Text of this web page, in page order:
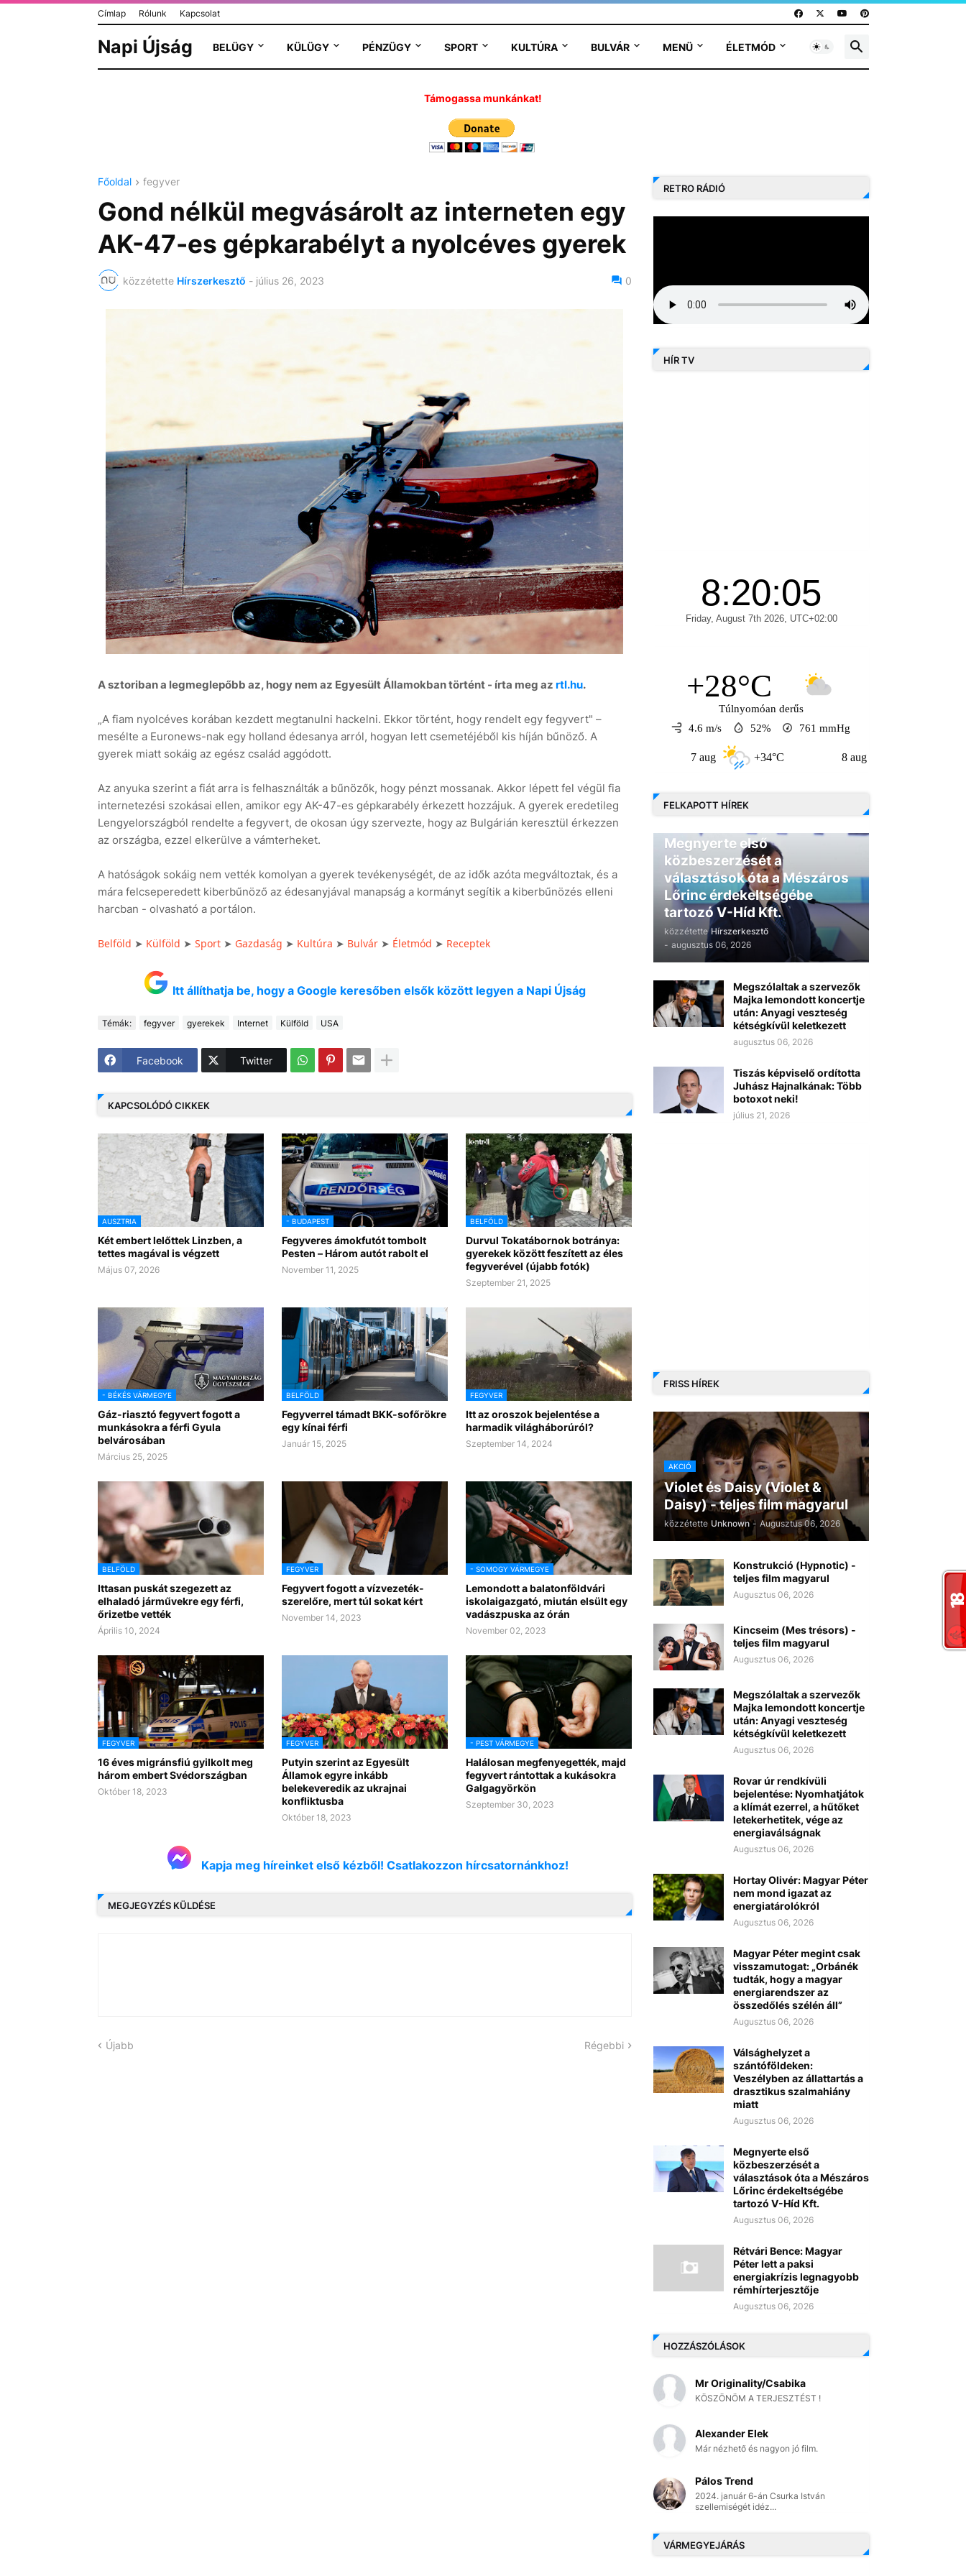
Címlap Rólunk Kapcsolat
Napi Újság BELÜGY KÜLÜGY PÉNZÜGY SPORT KULTÚRA BULVÁR MENÜ ÉLETMÓD
Támogassa munkánkat!
Főoldal fegyver
Gond nélkül megvásárolt az interneten egy
AK-47-es gépkarabélyt a nyolcéves gyerek
közzétette Hírszerkesztő - július 26, 2023 0
A sztoriban a legmeglepőbb az, hogy nem az Egyesült Államokban történt - írta meg az rtl.hu.
„A fiam nyolcéves korában kezdett megtanulni hackelni. Ekkor történt, hogy rendelt egy fegyvert" –
mesélte a Euronews-nak egy holland édesanya arról, hogyan lett csemetéjéből kis híján bűnöző. A
gyerek miatt sokáig az egész család aggódott.
Az anyuka szerint a fiát arra is felhasználták a bűnözők, hogy pénzt mossanak. Akkor lépett fel végül fia
internetezési szokásai ellen, amikor egy AK-47-es gépkarabély érkezett hozzájuk. A gyerek eredetileg
Lengyelországból rendelte a fegyvert, de okosan úgy szervezte, hogy az Bulgárián keresztül érkezzen
az országba, ezzel elkerülve a vámterheket.
A hatóságok sokáig nem vették komolyan a gyerek tevékenységét, de az idők azóta megváltoztak, és a
mára felcseperedett kiberbűnöző az édesanyjával manapság a kormányt segítik a kiberbűnözés elleni
harcban - olvasható a portálon.
Belföld ➤ Külföld ➤ Sport➤ Gazdaság ➤ Kultúra ➤ Bulvár➤ Életmód ➤ Receptek
Itt állíthatja be, hogy a Google keresőben elsők között legyen a Napi Újság
Témák: fegyver gyerekek Internet Külföld USA
Facebook Twitter
KAPCSOLÓDÓ CIKKEK
AUSZTRIA
Két embert lelőttek Linzben, a
tettes magával is végzett
Május 07, 2026
- BUDAPEST
Fegyveres ámokfutót tombolt
Pesten – Három autót rabolt el
November 11, 2025
BELFÖLD
Durvul Tokatábornok botránya:
gyerekek között feszített az éles
fegyverével (újabb fotók)
Szeptember 21, 2025
- BÉKÉS VÁRMEGYE
Gáz-riasztó fegyvert fogott a
munkásokra a férfi Gyula
belvárosában
Március 25, 2025
BELFÖLD
Fegyverrel támadt BKK-sofőrökre
egy kínai férfi
Január 15, 2025
FEGYVER
Itt az oroszok bejelentése a
harmadik világháborúról?
Szeptember 14, 2024
BELFÖLD
Ittasan puskát szegezett az
elhaladó járművekre egy férfi,
őrizetbe vették
Április 10, 2024
FEGYVER
Fegyvert fogott a vízvezeték-
szerelőre, mert túl sokat kért
November 14, 2023
- SOMOGY VÁRMEGYE
Lemondott a balatonföldvári
iskolaigazgató, miután elsült egy
vadászpuska az órán
November 02, 2023
FEGYVER
16 éves migránsfiú gyilkolt meg
három embert Svédországban
Október 18, 2023
FEGYVER
Putyin szerint az Egyesült
Államok egyre inkább
belekeveredik az ukrajnai
konfliktusba
Október 18, 2023
- PEST VÁRMEGYE
Halálosan megfenyegették, majd
fegyvert rántottak a kukásokra
Galgagyörkön
Szeptember 30, 2023
Kapja meg híreinket első kézből! Csatlakozzon hírcsatornánkhoz!
MEGJEGYZÉS KÜLDÉSE
Újabb Régebbi
RETRO RÁDIÓ
HÍR TV
+28°C
Túlnyomóan derűs
4.6 m/s
52% 761 mmHg
+34°C +31°C
FELKAPOTT HÍREK
Megnyerte első
közbeszerzését a
választások óta a Mészáros
Lőrinc érdekeltségébe
tartozó V-Híd Kft.
közzétette Hírszerkesztő
- augusztus 06, 2026
Megszólaltak a szervezők
Majka lemondott koncertje
után: Anyagi veszteség
kétségkívül keletkezett
augusztus 06, 2026
Tiszás képviselő ordította
Juhász Hajnalkának: Több
botoxot neki!
július 21, 2026
FRISS HÍREK
AKCIÓ
Violet és Daisy (Violet &
Daisy) - teljes film magyarul
közzétette Unknown - Augusztus 06, 2026
Konstrukció (Hypnotic) -
teljes film magyarul
Augusztus 06, 2026
Kincseim (Mes trésors) -
teljes film magyarul
Augusztus 06, 2026
Megszólaltak a szervezők
Majka lemondott koncertje
után: Anyagi veszteség
kétségkívül keletkezett
Augusztus 06, 2026
Rovar úr rendkívüli
bejelentése: Nyomhatjátok
a klímát ezerrel, a hűtőket
letekerhetitek, vége az
energiaválságnak
Augusztus 06, 2026
Hortay Olivér: Magyar Péter
nem mond igazat az
energiatárolókról
Augusztus 06, 2026
Magyar Péter megint csak
visszamutogat: „Orbánék
tudták, hogy a magyar
energiarendszer az
összedőlés szélén áll”
Augusztus 06, 2026
Válsághelyzet a
szántóföldeken:
Veszélyben az állattartás a
drasztikus szalmahiány
miatt
Augusztus 06, 2026
Megnyerte első
közbeszerzését a
választások óta a Mészáros
Lőrinc érdekeltségébe
tartozó V-Híd Kft.
Augusztus 06, 2026
Rétvári Bence: Magyar
Péter lett a paksi
energiakrízis legnagyobb
rémhírterjesztője
Augusztus 06, 2026
HOZZÁSZÓLÁSOK
Mr Originality/Csabika
KÖSZÖNÖM A TERJESZTÉST !
Alexander Elek
Már nézhető és nagyon jó film.
Pálos Trend
2024. január 6-án Csurka István
szellemiségét idéz...
VÁRMEGYEJÁRÁS